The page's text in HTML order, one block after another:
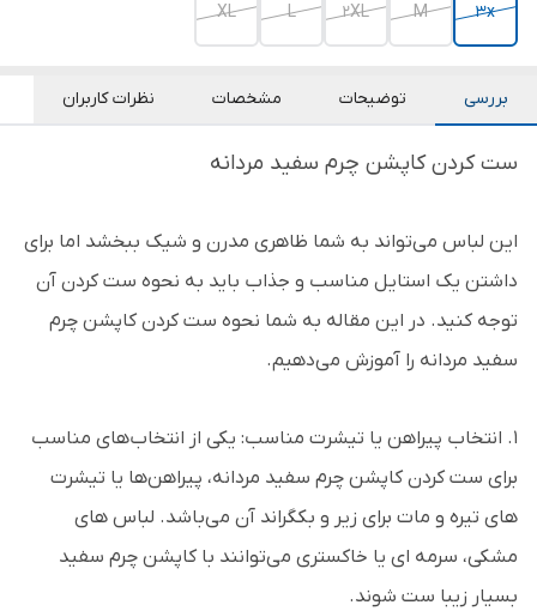
3x
M
2XL
L
XL
بررسی توضیحات مشخصات نظرات کاربران
ست کردن کاپشن چرم سفید مردانه
این لباس می‌تواند به شما ظاهری مدرن و شیک ببخشد اما برای
داشتن یک استایل مناسب و جذاب باید به نحوه ست کردن آن
توجه کنید. در این مقاله به شما نحوه ست کردن کاپشن چرم
سفید مردانه را آموزش می‌دهیم.
1. انتخاب پیراهن یا تیشرت مناسب: یکی از انتخاب‌های مناسب
برای ست کردن کاپشن چرم سفید مردانه، پیراهن‌ها یا تیشرت
های تیره و مات برای زیر و بکگراند آن می‌باشد. لباس های
مشکی، سرمه ای یا خاکستری می‌توانند با کاپشن چرم سفید
بسیار زیبا ست شوند.